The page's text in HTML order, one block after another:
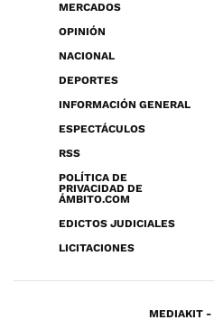
MERCADOS
OPINIÓN
NACIONAL
DEPORTES
INFORMACIÓN GENERAL
ESPECTÁCULOS
RSS
POLÍTICA DE
PRIVACIDAD DE
ÁMBITO.COM
EDICTOS JUDICIALES
LICITACIONES
MEDIAKIT